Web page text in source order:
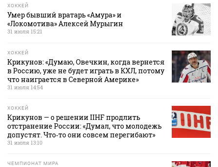
ХОККЕЙ
Умер бывший вратарь «Амура» и
«Локомотива» Алексей Мурыгин
31 июля 15:21
ХОККЕЙ
Крикунов: «Думаю, Овечкин, когда вернется
в Россию, уже не будет играть в КХЛ, потому
что наиграется в Северной Америке»
31 июля 14:54
ХОККЕЙ
Крикунов — о решении IIHF продлить
отстранение России: «Думал, что молодежь
допустят. Что‑то они совсем перегибают»
31 июля 13:10
ЧЕМПИОНАТ МИРА